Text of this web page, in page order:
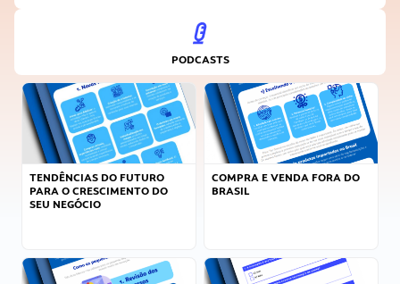
PODCASTS
TENDÊNCIAS DO FUTURO
PARA O CRESCIMENTO DO
SEU NEGÓCIO
COMPRA E VENDA FORA DO
BRASIL